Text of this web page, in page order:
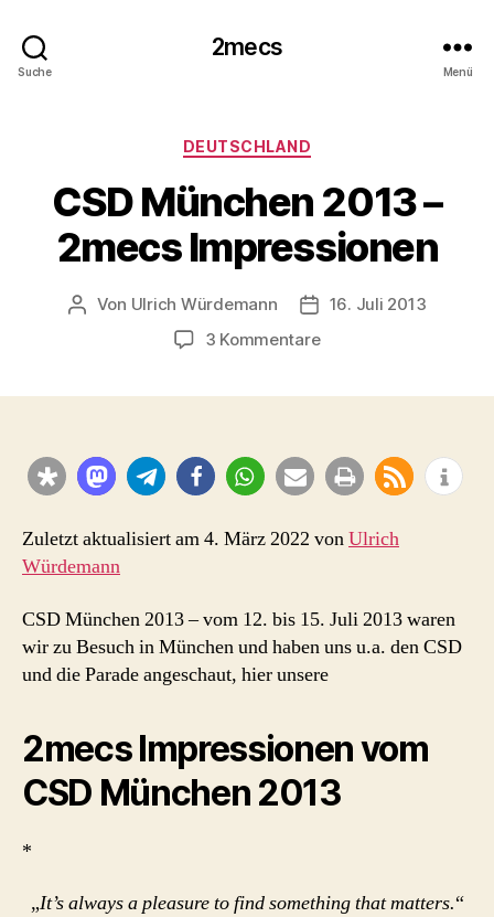
Suche
2mecs
Menü
Kategorien
DEUTSCHLAND
CSD München 2013 –
2mecs Impressionen
Beitragsautor
Von Ulrich Würdemann Beitragsdatum
16. Juli 2013
3 Kommentarezu
2mecs
Impressionen
Zuletzt aktualisiert am 4. März 2022 vonUlrich
Würdemann
CSD München 2013 – vom 12. bis 15. Juli 2013 waren
wir zu Besuch in München und haben uns u.a. den CSD
und die Parade angeschaut, hier unsere
2mecs Impressionen vom
CSD München 2013
*
„It’s always a pleasure to find something that matters.“